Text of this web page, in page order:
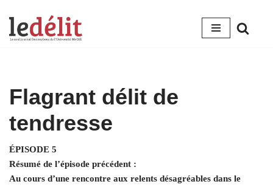
Aller
Flagrant délit de
tendresse
ÉPISODE 5
Résumé de l’épisode précédent :
Au cours d’une rencontre aux relents désagréables dans le